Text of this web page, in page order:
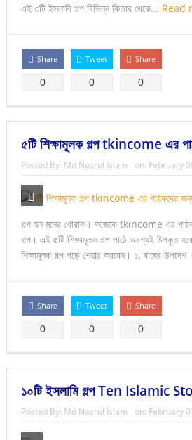
এই ৩টি ইসলামী গল্প বিভিন্ন কিতাব থেকে... Read
Share
0
Tweet
0
Share
0
৫টি শিক্ষামূলক গল্প tkincome এর
Posted By: Md Nazrul Islam on: February
গল্প হল মনের খোরাক। আজকে tkincome এর
গল্প। এই ৫টি শিক্ষামূলক গল্প পাঠে অবশ্যই উপকৃত
শিক্ষামূলক গল্প পড়ে শেয়ার করবেন। ১. বাঘের
Share
0
Tweet
0
Share
0
১০টি ইসলামি গল্প Ten Islamic
Posted By: Md Nazrul Islam on: February